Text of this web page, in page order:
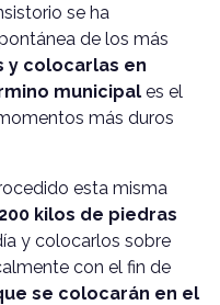
se ha
de los más
y colocarlas en
municipal es el
más duros
esta misma
kilos de piedras
y colocarlos sobre
con el fin de
se colocarán en el